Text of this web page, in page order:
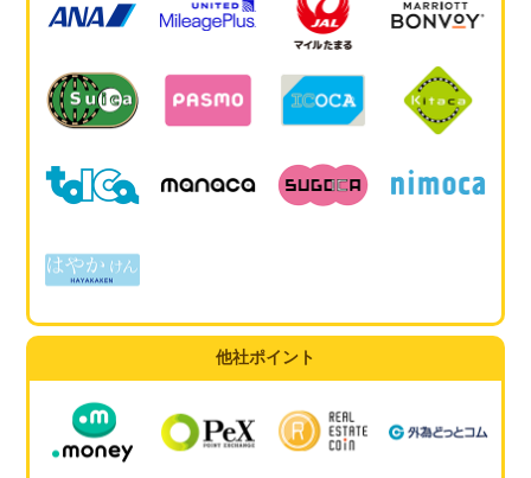
他社ポイント